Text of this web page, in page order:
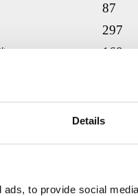
Details
to provide social
87
297
168
158
0